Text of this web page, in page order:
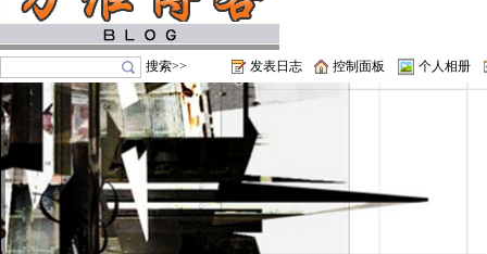
搜索>> 发表日志 控制面板 个人相册